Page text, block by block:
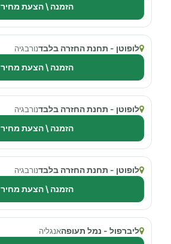
הזמנה \ הצעת מחיר
לופוטן - תחנת החזרה בלבדנורבגיה
הזמנה \ הצעת מחיר
לופוטן - תחנת החזרה בלבדנורבגיה
הזמנה \ הצעת מחיר
לופוטן - תחנת החזרה בלבדנורבגיה
הזמנה \ הצעת מחיר
ליברפול - נמל תעופהאנגליה